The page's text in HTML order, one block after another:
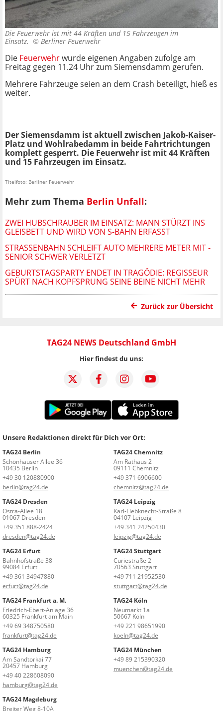
Die Feuerwehr ist mit 44 Kräften und 15 Fahrzeugen im
Einsatz. © Berliner Feuerwehr
Die Feuerwehrwurde eigenen Angaben zufolge am
Freitag gegen 11.24 Uhr zum Siemensdamm gerufen.
Mehrere Fahrzeuge seien an dem Crash beteiligt, hieß es
weiter.
Der Siemensdamm ist aktuell zwischen Jakob-Kaiser-
Platz und Wohlrabedamm in beide Fahrtrichtungen
komplett gesperrt. Die Feuerwehr ist mit 44 Kräften
und 15 Fahrzeugen im Einsatz.
Titelfoto: Berliner Feuerwehr
Mehr zum Thema Berlin Unfall:
ZWEI HUBSCHRAUBER IM EINSATZ: MANN STÜRZT INS
GLEISBETT UND WIRD VON S-BAHN ERFASST
STRASSENBAHN SCHLEIFT AUTO MEHRERE METER MIT - S
ENIOR SCHWER VERLETZT
GEBURTSTAGSPARTY ENDET IN TRAGÖDIE: REGISSEUR
SPÜRT NACH KOPFSPRUNG SEINE BEINE NICHT MEHR
Zurück zur Übersicht
TAG24 NEWS Deutschland GmbH
Hier findest du uns:
Unsere Redaktionen direkt für Dich vor Ort:
TAG24 Berlin
Schönhauser Allee 36
10435 Berlin
+49 30 120880900
berlin@tag24.de
TAG24 Chemnitz
Am Rathaus 2
09111 Chemnitz
+49 371 6906600
chemnitz@tag24.de
TAG24 Dresden
Ostra-Allee 18
01067 Dresden
+49 351 888-2424
dresden@tag24.de
TAG24 Leipzig
Karl-Liebknecht-Straße 8
04107 Leipzig
+49 341 24250430
leipzig@tag24.de
TAG24 Erfurt
Bahnhofstraße 38
99084 Erfurt
+49 361 34947880
erfurt@tag24.de
TAG24 Stuttgart
Curiestraße 2
70563 Stuttgart
+49 711 21952530
stuttgart@tag24.de
TAG24 Frankfurt a. M.
Friedrich-Ebert-Anlage 36
60325 Frankfurt am Main
+49 69 348750580
frankfurt@tag24.de
TAG24 Köln
Neumarkt 1a
50667 Köln
+49 221 98651990
koeln@tag24.de
TAG24 Hamburg
Am Sandtorkai 77
20457 Hamburg
+49 40 228608090
hamburg@tag24.de
TAG24 München
+49 89 215390320
muenchen@tag24.de
TAG24 Magdeburg
Breiter Weg 8-10A